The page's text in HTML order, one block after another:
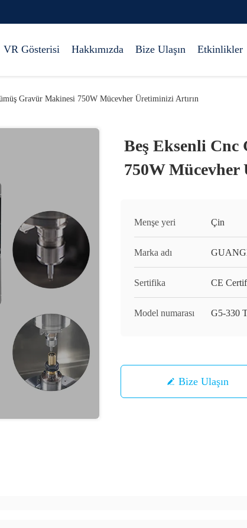
VR Gösterisi Hakkımızda Bize Ulaşın Etkinlikler
Gravür Makinesi 750W Mücevher Üretiminizi Artırın
Beş Eksenli
750W Mücevher
Menşe yeri Çin
Marka adı
Sertifika CE
Model numarası G5-330
Bize Ulaşın